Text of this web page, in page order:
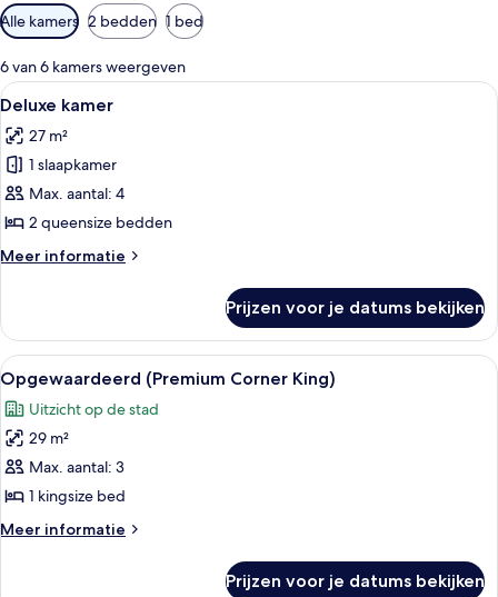
Beschikbare
filters
voor
kamers
Alle kamers 2 bedden 1 bed
6 van 6 kamers weergeven
Alle
foto's
voor
Deluxe
kamer
laden
Een hotelkamer met twee bedden,
3
Deluxe kamer
27 m²
1 slaapkamer
Max. aantal: 4
2 queensize bedden
Meer informatie
Meer
kamer
Prijzen voor je datums bekijken
Alle
foto's
voor
Opgewaardeerd
(Premium
Corner
King)
laden
Een hotelkamer met een groot bed,
5
Opgewaardeerd (Premium Corner King)
Uitzicht op de stad
29 m²
Max. aantal: 3
1 kingsize bed
Meer informatie
Meer
Prijzen voor je datums bekijken